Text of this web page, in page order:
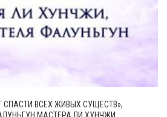
СПАСТИ ВСЕХ ЖИВЫХ СУЩЕСТВ»,